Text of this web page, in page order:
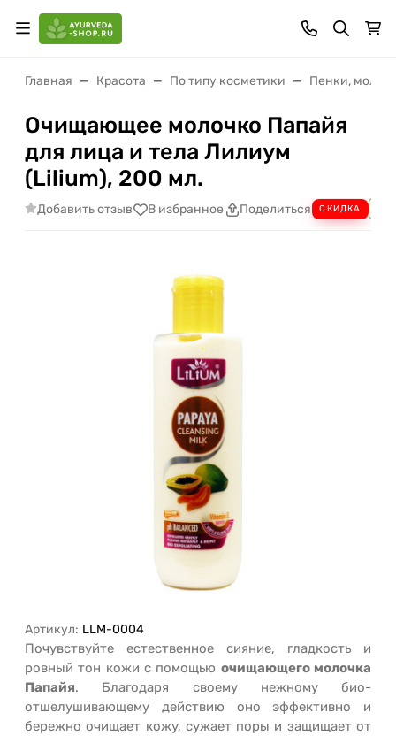
Главная Красота По типу косметики Пенки,
Очищающее молочко Папайя
для лица и тела Лилиум
(Lilium), 200 мл.
Добавить отзыв В избранное Поделиться СКИДКА
Артикул: LLM-0004
Почувствуйте естественное сияние, гладкость и
ровный тон кожи с помощью очищающего молочка
Папайя. Благодаря своему нежному био-
отшелушивающему действию оно эффективно и
бережно очищает кожу, сужает поры и защищает от